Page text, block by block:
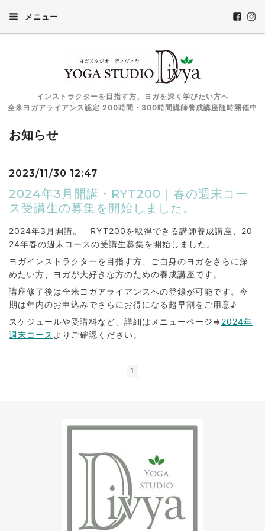
メニュー
インストラクターを目指す方、ヨガを深く学びたい方へ
全米ヨガアライアンス認定 200時間・300時間講師養成講座随時開催中
お知らせ
2023/11/30 12:47
2024年3月開講・RYT200｜春の週末コー
ス受講生の募集を開始しました。
2024年3月開講。 RYT200を取得できる講師養成講座、20
24年春の週末コースの受講生募集を開始しました。
ヨガインストラクターを目指す方、ご自身のヨガをさらに深
めたい方、ヨガが大好きな方のための養成講座です。
講座修了後は全米ヨガアライアンスへの登録が可能です。今
期は年内のお申込みでさらにお得になる超早割をご用意♪
スケジュールや受講料など、詳細はメニューページ⇒2024年
週末コース よりご確認ください。
1